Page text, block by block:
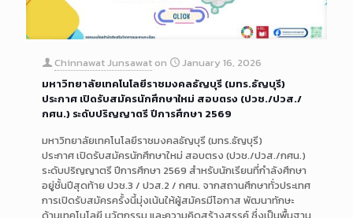
Chinnawat Junsawat on
January 16, 2026
มหาวิทยาลัยเทคโนโลยีราชมงคลธัญบุรี (มทร.ธัญบุรี)
ประกาศ เปิดรับสมัครนักศึกษาใหม่ สอบตรง (ปวช./ปวส./
กศน.) ระดับปริญญาตรี ปีการศึกษา 2569
มหาวิทยาลัยเทคโนโลยีราชมงคลธัญบุรี (มทร.ธัญบุรี)
ประกาศ เปิดรับสมัครนักศึกษาใหม่ สอบตรง (ปวช./ปวส./กศน.)
ระดับปริญญาตรี ปีการศึกษา 2569 สำหรับนักเรียนที่กำลังศึกษา
อยู่ชั้นปีสุดท้าย ปวช.3 / ปวส.2 / กศน. จากสถานศึกษาทั่วประเทศ
การเปิดรับสมัครครั้งนี้มุ่งเน้นให้ผู้สมัครมีโอกาส พัฒนาทักษะ